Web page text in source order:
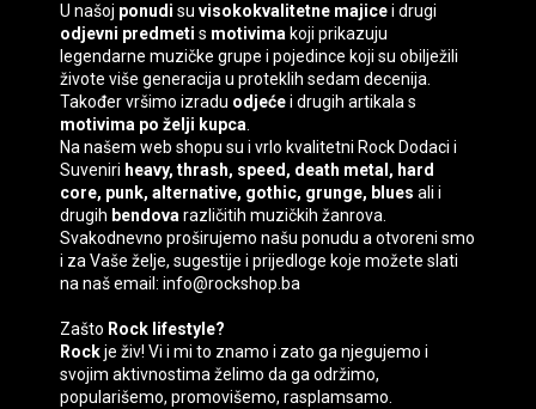
U našoj ponudi su visokokvalitetne majicei drugi
odjevni predmeti s motivima koji prikazuju
legendarne muzičke grupe i pojedince koji su obilježili
živote više generacija u proteklih sedam decenija.
Također vršimo izradu odjećei drugih artikala s
motivima po želji kupca
Na našem web shopu su i vrlo kvalitetni Rock Dodaci i
Suveniri heavy, thrash, speed, death metal, hard
core, punk, alternative, gothic, grunge, blues ali i
drugih bendova različitih muzičkih žanrova.
Svakodnevno proširujemo našu ponudu a otvoreni smo
i za Vaše želje, sugestije i prijedloge koje možete slati
na naš email: info@rockshop.ba
Zašto Rock lifestyle?
Rockje živ! Vi i mi to znamo i zato ga njegujemo i
svojim aktivnostima želimo da ga održimo,
popularišemo, promovišemo, rasplamsamo.